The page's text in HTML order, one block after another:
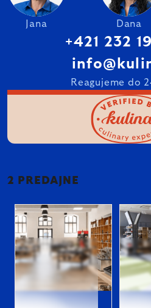
Jana Dana
+421 232
Reagujeme do
2 PREDAJNE